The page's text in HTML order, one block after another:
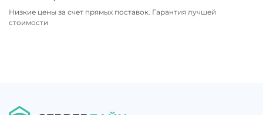
Низкие цены за счет прямых поставок. Гарантия лучшей
стоимости